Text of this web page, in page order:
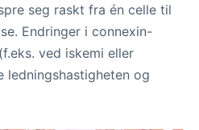
seg raskt fra én celle til
Endringer i connexin-
ved iskemi eller
ledningshastigheten og